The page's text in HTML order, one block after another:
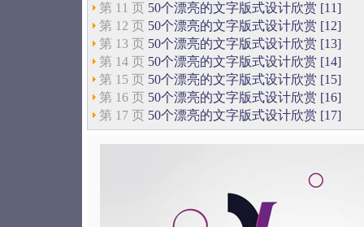
第 11 页 50个漂亮的文字版式设计欣赏 [11]
第 12 页 50个漂亮的文字版式设计欣赏 [12]
第 13 页 50个漂亮的文字版式设计欣赏 [13]
第 14 页 50个漂亮的文字版式设计欣赏 [14]
第 15 页 50个漂亮的文字版式设计欣赏 [15]
第 16 页 50个漂亮的文字版式设计欣赏 [16]
第 17 页 50个漂亮的文字版式设计欣赏 [17]